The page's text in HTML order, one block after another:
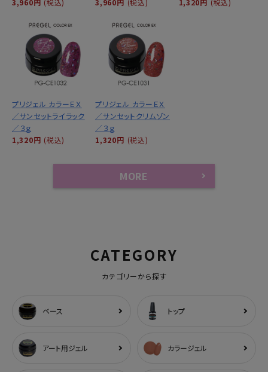
3,960円 (税込) 3,960円 (税込) 1,320円 (税込)
プリジェル カラーＥＸ
／サンセットライラック
／３ｇ
1,320円 (税込)
プリジェル カラーＥＸ
／サンセットクリムゾン
／３ｇ
1,320円 (税込)
MORE
CATEGORY
カテゴリーから探す
ベース トップ
アート用ジェル カラージェル